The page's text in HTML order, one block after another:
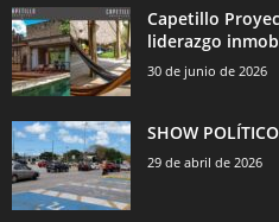
Capetillo
liderazgo
30 de junio de 2026
SHOW
29 de abril de 2026